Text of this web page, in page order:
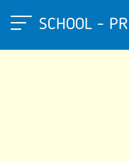
SCHOOL -